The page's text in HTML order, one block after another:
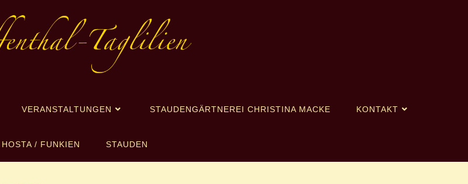
VERANSTALTUNGEN STAUDENGÄRTNEREI CHRISTINA MACKE KONTAKT
HOSTA / FUNKIEN STAUDEN